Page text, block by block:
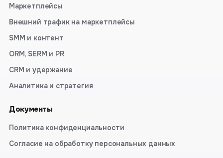
Маркетплейсы
Внешний трафик на маркетплейсы
SMM и контент
ORM, SERM и PR
CRM и удержание
Аналитика и стратегия
Документы
Политика конфиденциальности
Согласие на обработку персональных данных